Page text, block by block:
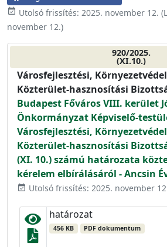
event_available Utolsó frissítés: 2025. november 12.
november 12.)
920/2025.
(XI.10.)
Városfejlesztési,
Közterület-hasznosítási
Budapest Főváros VIII. kerület
Önkormányzat Képviselő-
Városfejlesztési,
Közterület-hasznosítási
(XI. 10.) számú határozata
kérelem elbírálásáról - Ancsin
event_available Utolsó frissítés: 2025. november
határozat
456 KB PDF dokumentum